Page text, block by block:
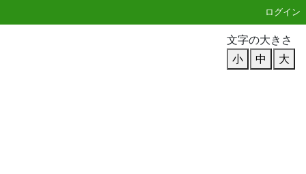
ログイン
文字の大きさ
小
中 大